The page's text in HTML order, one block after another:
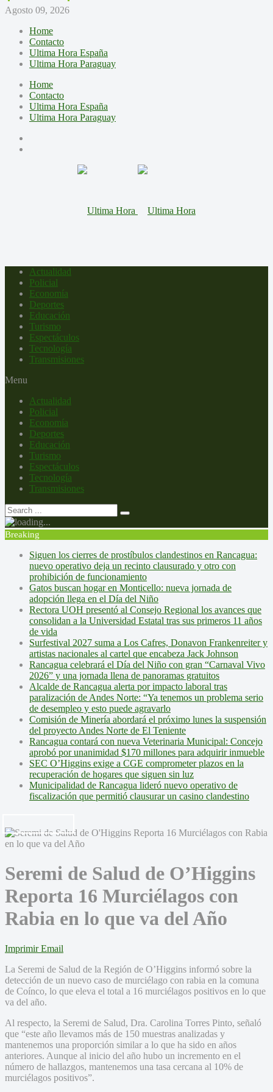
Agosto 09, 2026
Home
Contacto
Ultima Hora España
Ultima Hora Paraguay
Home
Contacto
Ultima Hora España
Ultima Hora Paraguay
Actualidad
Policial
Economía
Deportes
Educación
Turismo
Espectáculos
Tecnología
Transmisiones
Menu
Actualidad
Policial
Economía
Deportes
Educación
Turismo
Espectáculos
Tecnología
Transmisiones
Breaking
Siguen los cierres de prostíbulos clandestinos en Rancagua:
nuevo operativo deja un recinto clausurado y otro con
prohibición de funcionamiento
Gatos buscan hogar en Monticello: nueva jornada de
adopción llega en el Día del Niño
Rectora UOH presentó al Consejo Regional los avances que
consolidan a la Universidad Estatal tras sus primeros 11 años
de vida
Surfestival 2027 suma a Los Cafres, Donavon Frankenreiter y
artistas nacionales al cartel que encabeza Jack Johnson
Rancagua celebrará el Día del Niño con gran “Carnaval Vivo
2026” y una jornada llena de panoramas gratuitos
Alcalde de Rancagua alerta por impacto laboral tras
paralización de Andes Norte: “Ya tenemos un problema serio
de desempleo y esto puede agravarlo
Comisión de Minería abordará el próximo lunes la suspensión
del proyecto Andes Norte de El Teniente
Rancagua contará con nueva Veterinaria Municipal: Concejo
aprobó por unanimidad $170 millones para adquirir inmueble
SEC O’Higgins exige a CGE comprometer plazos en la
recuperación de hogares que siguen sin luz
Municipalidad de Rancagua lideró nuevo operativo de
fiscalización que permitió clausurar un casino clandestino
Seremi de Salud de O’Higgins
Reporta 16 Murciélagos con
Rabia en lo que va del Año
Imprimir Email
La Seremi de Salud de la Región de O’Higgins informó sobre la
detección de un nuevo caso de murciélago con rabia en la comuna
de Coínco, lo que eleva el total a 16 murciélagos positivos en lo que
va del año.
Al respecto, la Seremi de Salud, Dra. Carolina Torres Pinto, señaló
que “este año llevamos más de 150 muestras analizadas y
mantenemos una proporción similar a lo que ha sido en años
anteriores. Aunque al inicio del año hubo un incremento en el
número de hallazgos, mantenemos una tasa cercana al 10% de
murciélagos positivos”.